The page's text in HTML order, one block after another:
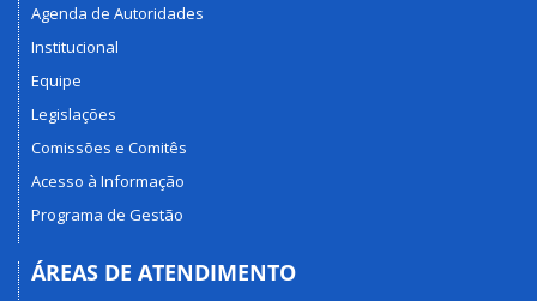
Agenda de Autoridades
Institucional
Equipe
Legislações
Comissões e Comitês
Acesso à Informação
Programa de Gestão
ÁREAS DE ATENDIMENTO